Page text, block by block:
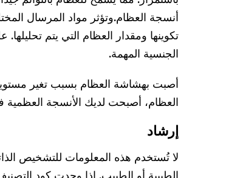
أنسجة العظام.وتؤثر مواد المرسال
تكوينها ومقدار العظام التي يتم
الجنسية المهمة.
أصبت بهشاشة العظام بسبب تغير
العظام، أصبحت لديك الأنسجة العظمية
إرشاد
لا تُستخدم هذه المعلومات للتشخيص